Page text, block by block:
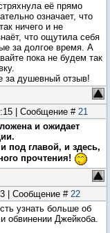
её прямо
означает, что
ничего и не
что ощутила себя
за долгое время. А
пока не будем так
за душевный отзыв!
| Сообщение #21
и ожидает
под главой, и здесь,
прочтения!
| Сообщение # 22
узнать больше об
обвинении Джейкоба.